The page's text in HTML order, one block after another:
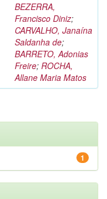
BEZERRA,
Francisco Diniz;
CARVALHO, Janaína
Saldanha de;
BARRETO, Adonias
Freire; ROCHA,
Allane Maria Matos
1